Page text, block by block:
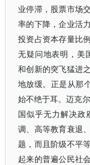
业停滞，股票市场
率的下降，企业活
投资占资本存量比
无疑问地表明，美
和创新的突飞猛进
地放缓。正是从那
始不绝于耳。迈克
国似乎无力解决政
调、高等教育衰退
题，而且阶级不平
起来的普遍公民社